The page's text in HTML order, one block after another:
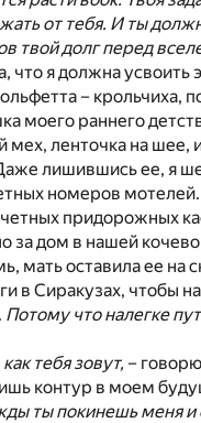
от тебя. И ты
твой долг перед
что я должна усвоить
– крольчиха,
моего раннего
мех, ленточка на шее, и
лишившись ее, я
номеров мотелей.
придорожных
за дом в нашей
мать оставила ее на
в Сиракузах, чтобы
Потому что налегке
тебя зовут, –
контур в моем
ты покинешь меня и